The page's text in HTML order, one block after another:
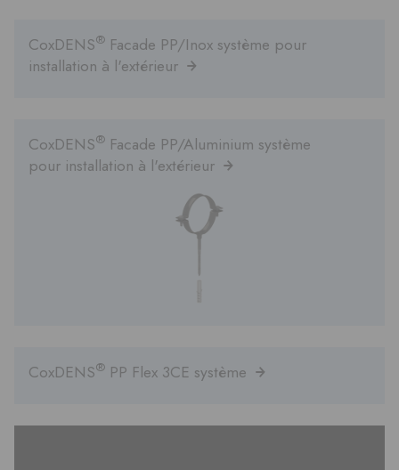
CoxDENS® Facade PP/Inox système pour
installation à l'extérieur
CoxDENS® Facade PP/Aluminium système
pour installation à l'extérieur
CoxDENS® PP Flex 3CE système